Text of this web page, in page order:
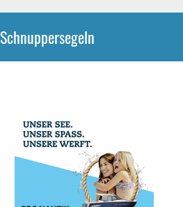
Schnuppersegeln